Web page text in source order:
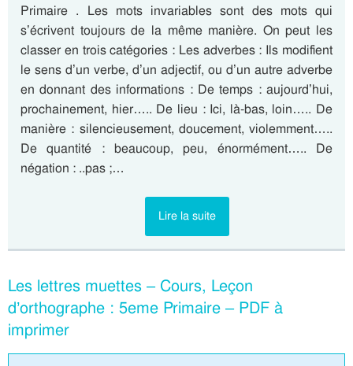
Primaire . Les mots invariables sont des mots qui
s’écrivent toujours de la même manière. On peut les
classer en trois catégories : Les adverbes : Ils modifient
le sens d’un verbe, d’un adjectif, ou d’un autre adverbe
en donnant des informations : De temps : aujourd’hui,
prochainement, hier….. De lieu : Ici, là-bas, loin….. De
manière : silencieusement, doucement, violemment…..
De quantité : beaucoup, peu, énormément….. De
négation : ..pas ;…
Lire la suite
Les lettres muettes – Cours, Leçon
d’orthographe : 5eme Primaire – PDF à
imprimer